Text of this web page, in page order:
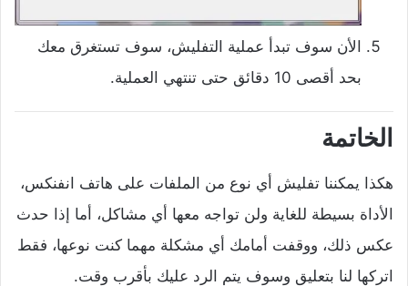
الأن سوف تبدأ عملية التفليش، سوف تستغرق معك
بحد أقصى 10 دقائق حتى تنتهي العملية.
الخاتمة
هكذا يمكننا تفليش أي نوع من الملفات على هاتف انفنكس،
الأداة بسيطة للغاية ولن تواجه معها أي مشاكل، أما إذا حدث
عكس ذلك، ووقفت أمامك أي مشكلة مهما كنت نوعها، فقط
اتركها لنا بتعليق وسوف يتم الرد عليك بأقرب وقت.